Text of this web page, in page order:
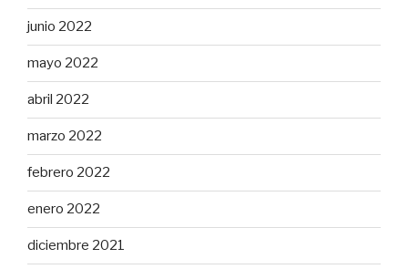
junio 2022
mayo 2022
abril 2022
marzo 2022
febrero 2022
enero 2022
diciembre 2021